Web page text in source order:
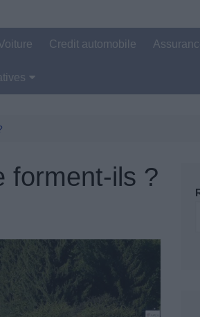
Credit automobile
forment-ils ?